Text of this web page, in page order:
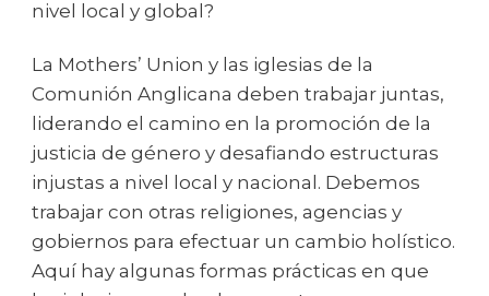
nivel local y global?
La Mothers’ Union y las iglesias de la
Comunión Anglicana deben trabajar juntas,
liderando el camino en la promoción de la
justicia de género y desafiando estructuras
injustas a nivel local y nacional. Debemos
trabajar con otras religiones, agencias y
gobiernos para efectuar un cambio holístico.
Aquí hay algunas formas prácticas en que